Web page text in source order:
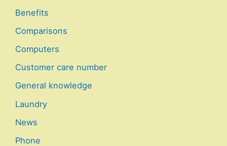
Benefits
Comparisons
Computers
Customer care number
General knowledge
Laundry
News
Phone